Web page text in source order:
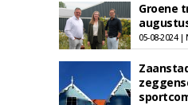
Groene
05-08-2024 |